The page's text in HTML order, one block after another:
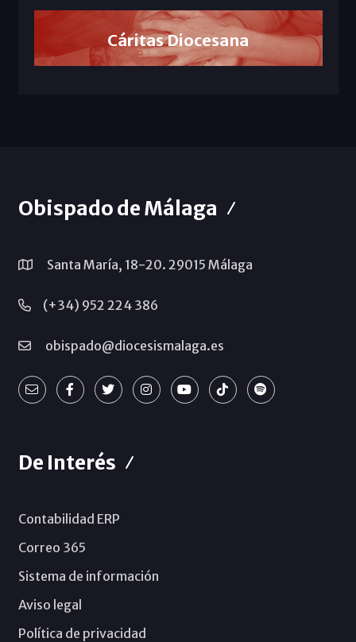
Cáritas Diocesana
Obispado de Málaga
Santa María, 18-20. 29015 Málaga
(+34) 952 224 386
obispado@diocesismalaga.es
De Interés
Contabilidad ERP
Correo 365
Sistema de información
Aviso legal
Política de privacidad